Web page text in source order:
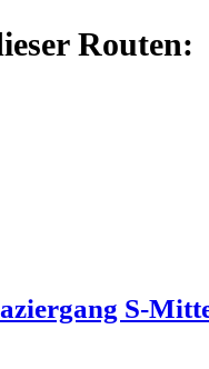
Routen:
S-